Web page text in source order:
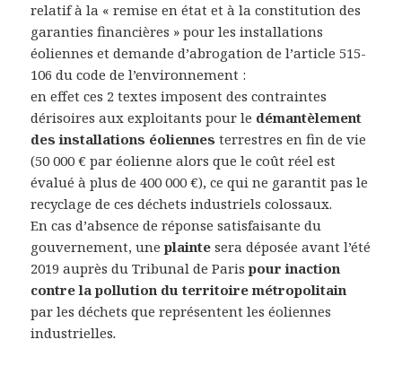
relatif à la « remise en état et à la constitution des
garanties financières » pour les installations
éoliennes et demande d’abrogation de l’article 515-
106 du code de l’environnement :
en effet ces 2 textes imposent des contraintes
dérisoires aux exploitants pour le démantèlement
des installations éoliennesterrestres en fin de vie
(50 000 € par éolienne alors que le coût réel est
évalué à plus de 400 000 €), ce qui ne garantit pas le
recyclage de ces déchets industriels colossaux.
En cas d’absence de réponse satisfaisante du
gouvernement, uneplainte sera déposée avant l’été
2019 auprès du Tribunal de Parispour inaction
contre la pollution du territoire métropolitain
par les déchets que représentent les éoliennes
industrielles.